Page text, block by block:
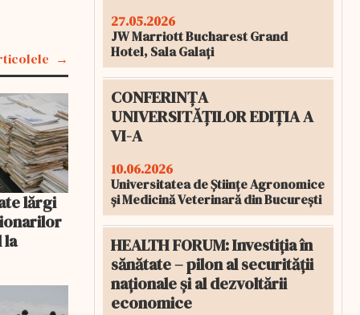
lărgi
la
27.05.2026
JW Marriott Bucharest Grand
Hotel, Sala Galați
CONFERINȚA
UNIVERSITĂȚILOR EDIȚIA A
VI-A
10.06.2026
Universitatea de Științe Agronomice
și Medicină Veterinară din București
HEALTH FORUM: Investiția în
sănătate – pilon al securității
naționale și al dezvoltării
economice